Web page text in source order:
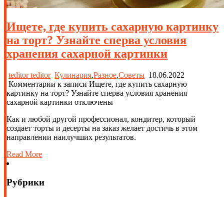
Ищете, где купить сахарную картинку
на торт? Узнайте сперва условия
хранения сахарной картинки
teditor teditor Кулинария,Разное,Советы 18.06.2022
Комментарии к записи Ищете, где купить сахарную
картинку на торт? Узнайте сперва условия хранения
сахарной картинки отключены
Как и любой другой профессионал, кондитер, который
создает торты и десерты на заказ желает достичь в этом
направлении наилучших результатов.
Read More
Рубрики